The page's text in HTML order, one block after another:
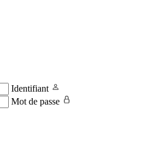
Identifiant
Mot de passe